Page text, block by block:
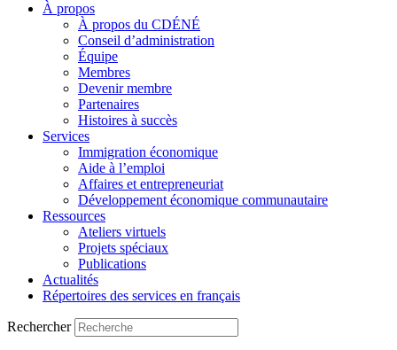
À propos
À propos du CDÉNÉ
Conseil d’administration
Équipe
Membres
Devenir membre
Partenaires
Histoires à succès
Services
Immigration économique
Aide à l’emploi
Affaires et entrepreneuriat
Développement économique communautaire
Ressources
Ateliers virtuels
Projets spéciaux
Publications
Actualités
Répertoires des services en français
Rechercher